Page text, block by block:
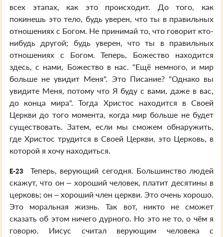
всех этапах, как это происходит. До того, как
покинешь это тело, будь уверен, что ты в правильных
отношениях с Богом. Не принимай то, что говорит кто-
нибудь другой; будь уверен, что ты в правильных
отношениях с Богом. Теперь, Божество находится
здесь, с нами, Божество в нас. "Ещё немного, и мир
больше не увидит Меня". Это Писание? "Однако вы
увидите Меня, потому что Я буду с вами, даже в вас,
до конца мира". Тогда Христос находится в Своей
Церкви до того момента, когда мир больше не будет
существовать. Затем, если мы сможем обнаружить,
где Христос трудится в Своей Церкви, это Церковь, в
которой я хочу находиться.
E-23
Теперь, верующий сегодня. Большинство людей
скажут, что он – хороший человек, платит десятины в
церковь; он – хороший член церкви. Это очень хорошо.
Это моральная жизнь. Так вот, никто не сможет
сказать об этом ничего дурного. Но это не то, о чём я
говорю. Иисус считал верующим человека с